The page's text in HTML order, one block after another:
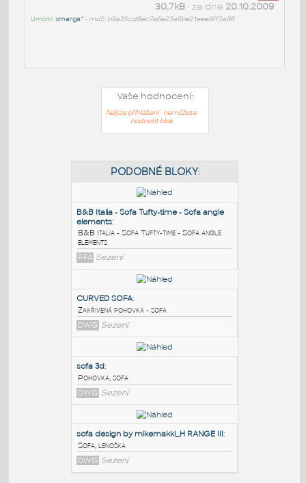
30,7kB• ze dne 20.10.2009
Umístil:xmarga^ • md5: b9a35cd8ec7a6e23a6be21eee9ff3a98
Vaše hodnocení:
Nejste přihlášeni - nemůžete
hodnotit blok
B&B Italia - Sofa Tufty-time - Sofa angle
elements
B&B Italia - Sofa Tufty-time - Sofa angle
RFA
CURVED SOFA:
Zakřivená pohovka - sofa
DWG Sezení